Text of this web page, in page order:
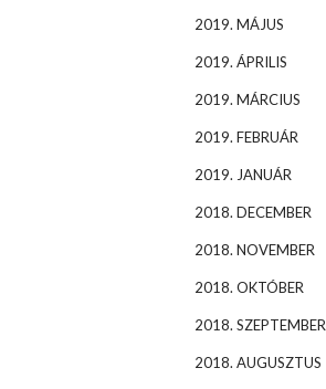
2019. MÁJUS
2019. ÁPRILIS
2019. MÁRCIUS
2019. FEBRUÁR
2019. JANUÁR
2018. DECEMBER
2018. NOVEMBER
2018. OKTÓBER
2018. SZEPTEMBER
2018. AUGUSZTUS